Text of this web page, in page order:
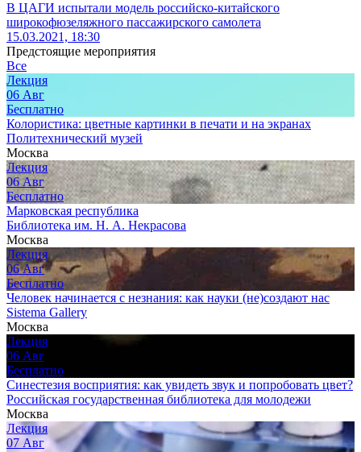
В ЦАГИ испытали модель российско-китайского
широкофюзеляжного пассажирского самолета
15.03.2021, 18:30
Предстоящие мероприятия
Все
Лекция
06 Авг
Бесплатно
Колористика: цветные картинки в печати и на экранах
Политехнический музей
Москва
Лекция
06 Авг
Бесплатно
Марковская республика
Библиотека им. Н. А. Некрасова
Москва
Лекция
06 Авг
Бесплатно
Человек начинается с незнания: как науки (не)создают нас
Sistema Gallery
Москва
Лекция
06 Авг
Бесплатно
Синестезия восприятия: как увидеть звук и попробовать цвет?
Российская государственная библиотека для молодежи
Москва
Лекция
07 Авг